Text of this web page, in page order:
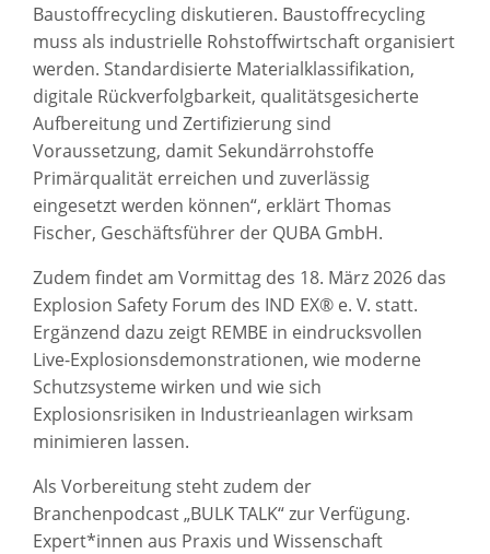
Baustoffrecycling diskutieren. Baustoffrecycling
muss als industrielle Rohstoffwirtschaft organisiert
werden. Standardisierte Materialklassifikation,
digitale Rückverfolgbarkeit, qualitätsgesicherte
Aufbereitung und Zertifizierung sind
Voraussetzung, damit Sekundärrohstoffe
Primärqualität erreichen und zuverlässig
eingesetzt werden können“, erklärt Thomas
Fischer, Geschäftsführer der QUBA GmbH.
Zudem findet am Vormittag des 18. März 2026 das
Explosion Safety Forum des IND EX® e. V. statt.
Ergänzend dazu zeigt REMBE in eindrucksvollen
Live-Explosionsdemonstrationen, wie moderne
Schutzsysteme wirken und wie sich
Explosionsrisiken in Industrieanlagen wirksam
minimieren lassen.
Als Vorbereitung steht zudem der
Branchenpodcast „BULK TALK“ zur Verfügung.
Expert*innen aus Praxis und Wissenschaft